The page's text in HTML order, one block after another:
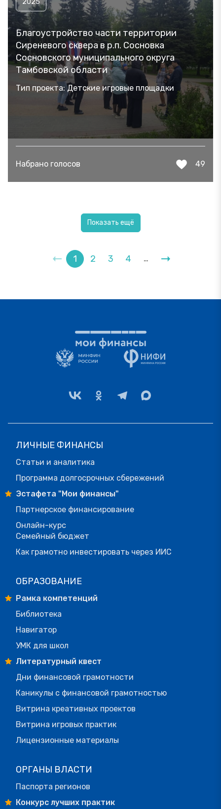
2025
Благоустройство части территории
Сиреневого сквера в р.п. Сосновка
Сосновского муниципального округа
Тамбовской области
Тип проекта: Детские игровые площадки
Набрано голосов 49
Показать ещё
1 2 3 4 …
ЛИЧНЫЕ ФИНАНСЫ
Статьи и аналитика
Программа долгосрочных сбережений
Эстафета "Мои финансы"
Партнерское финансирование
Онлайн-курс
Семейный бюджет
Как грамотно инвестировать через ИИС
ОБРАЗОВАНИЕ
Рамка компетенций
Библиотека
Навигатор
УМК для школ
Литературный квест
Дни финансовой грамотности
Каникулы с финансовой грамотностью
Витрина креативных проектов
Витрина игровых практик
Лицензионные материалы
ОРГАНЫ ВЛАСТИ
Паспорта регионов
Конкурс лучших практик